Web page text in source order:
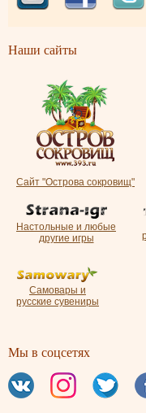
Наши сайты
Сайт "Острова сокровищ"
Настольные и любые
другие игры
Самовары и
русские сувениры
Мы в соцсетях